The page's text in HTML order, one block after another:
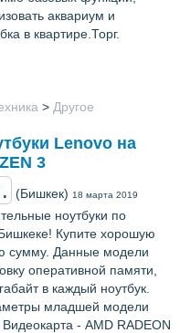
аквариум и
в квартире.Торг.
> Другое
Lenovo на
3
(Бишкек) 18 марта 2019
ноутбуки по
Купите хорошую
сумму. Данные модели
оперативной памяти,
в каждый ноутбук.
младшей модели
- AMD RADEON